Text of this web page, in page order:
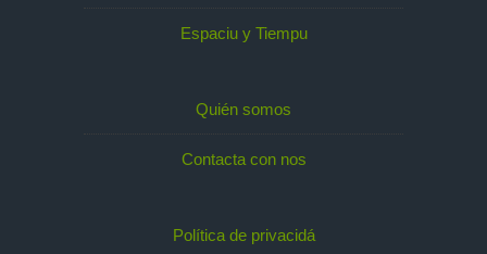
Espaciu y Tiempu
Quién somos
Contacta con nos
Política de privacidá